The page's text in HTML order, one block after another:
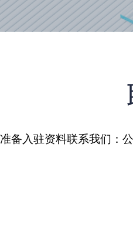
准备入驻资料联系我们：